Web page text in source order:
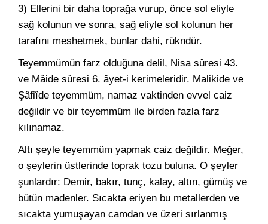
3) Ellerini bir daha toprağa vurup, önce sol eliyle
sağ kolunun ve sonra, sağ eliyle sol kolunun her
tarafını meshetmek, bunlar dahi, rükndür.
Teyemmümün farz olduğuna delil, Nisa sûresi 43.
ve Mâide sûresi 6. âyet-i kerimeleridir. Malikide ve
Şâfiîde teyemmüm, namaz vaktinden evvel caiz
değildir ve bir teyemmüm ile birden fazla farz
kılınamaz.
Altı şeyle teyemmüm yapmak caiz değildir. Meğer,
o şeylerin üstlerinde toprak tozu buluna. O şeyler
şunlardır: Demir, bakır, tunç, kalay, altın, gümüş ve
bütün madenler. Sıcakta eriyen bu metallerden ve
sıcakta yumuşayan camdan ve üzeri sırlanmış